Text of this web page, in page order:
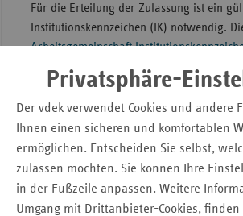
Privatsphäre-
Der vdek verwendet Cookies und andere
Ihnen einen sicheren und komfortablen
ermöglichen. Entscheiden Sie selbst,
zulassen möchten. Sie können Ihre
in der Fußzeile anpassen. Weitere
Umgang mit Drittanbieter-Cookies,
Für die Erteilung der Zulassung ist ein
Institutionskennzeichen (IK) notwendig.
Arbeitsgemeinschaft
Nach erteilter Zulassung ist die
Datenaustausch
beizubringen.
Ablauf Antragstellung
Im Land Brandenburg besteht für die
Prüfung der Anträge auf Zulassung gemäß